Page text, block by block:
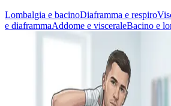
Lombalgia e bacinoDiaframma e respiro
e diaframmaAddome e visceraleBacino e